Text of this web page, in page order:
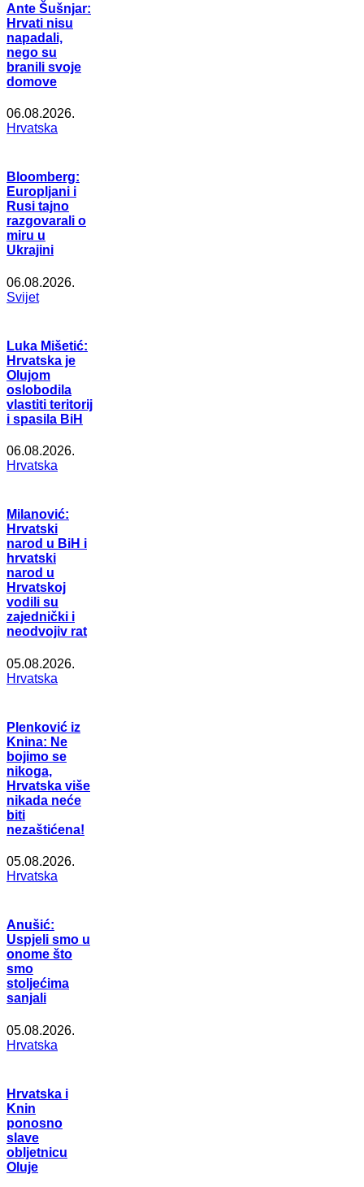
Ante Šušnjar:
Hrvati nisu
napadali,
nego su
branili svoje
domove
06.08.2026.
Hrvatska
Bloomberg:
Europljani i
Rusi tajno
razgovarali o
miru u
Ukrajini
06.08.2026.
Svijet
Luka Mišetić:
Hrvatska je
Olujom
oslobodila
vlastiti teritorij
i spasila BiH
06.08.2026.
Hrvatska
Milanović:
Hrvatski
narod u BiH i
hrvatski
narod u
Hrvatskoj
vodili su
zajednički i
neodvojiv rat
05.08.2026.
Hrvatska
Plenković iz
Knina: Ne
bojimo se
nikoga,
Hrvatska više
nikada neće
biti
nezaštićena!
05.08.2026.
Hrvatska
Anušić:
Uspjeli smo u
onome što
smo
stoljećima
sanjali
05.08.2026.
Hrvatska
Hrvatska i
Knin
ponosno
slave
obljetnicu
Oluje